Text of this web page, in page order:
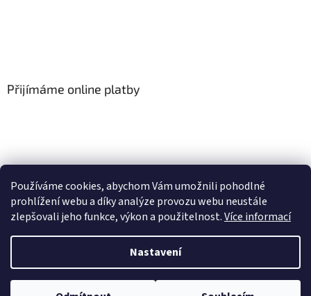
Používáme cookies, abychom Vám umožnili pohodlné
prohlížení webu a díky analýze provozu webu neustále
zlepšovali jeho funkce, výkon a použitelnost.Více informací
Nastavení
Přijímáme online platby
Vytvořil Shoptet